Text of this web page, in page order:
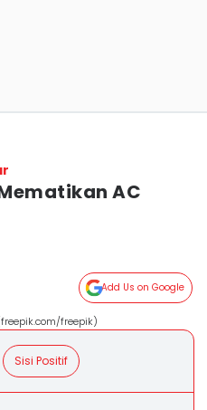
AC
Add Us on Google
freepik)
Sisi Positif